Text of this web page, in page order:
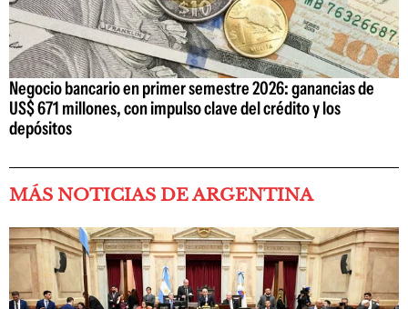
Negocio bancario en primer semestre 2026: ganancias de
US$ 671 millones, con impulso clave del crédito y los
depósitos
MÁS NOTICIAS DE ARGENTINA